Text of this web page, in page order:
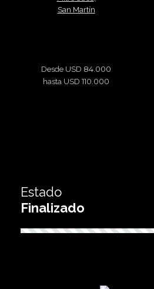
San Martín
Desde USD 84.000
hasta USD 110.000
Estado
Finalizado